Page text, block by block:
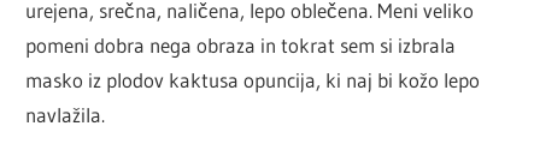
urejena, srečna, naličena, lepo oblečena. Meni veliko
pomeni dobra nega obraza in tokrat sem si izbrala
masko iz plodov kaktusa opuncija, ki naj bi kožo lepo
navlažila.